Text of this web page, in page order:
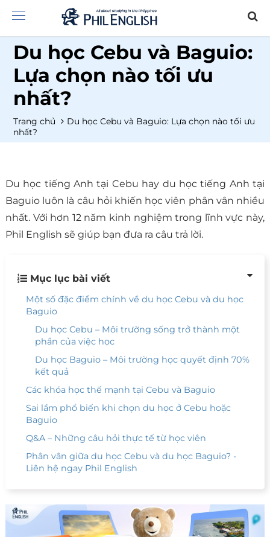
Du học Cebu và Baguio:
Lựa chọn nào tối ưu
nhất?
Trang chủ
Du học Cebu và Baguio: Lựa chọn nào tối ưu
nhất?
Du học tiếng Anh tại Cebu hay du học tiếng Anh tại
Baguio luôn là câu hỏi khiến học viên phân vân nhiều
nhất. Với hơn 12 năm kinh nghiệm trong lĩnh vực này,
Phil English sẽ giúp bạn đưa ra câu trả lời.
Mục lục bài viết
Một số đặc điểm chính về du học Cebu và du học
Baguio
Du học Cebu – Môi trường sống trở thành một
phần của việc học
Du học Baguio – Môi trường học quyết định 70%
kết quả
Các khóa học thế mạnh tại Cebu và Baguio
Sai lầm phổ biến khi chọn du học ở Cebu hoặc
Baguio
Q&A – Những câu hỏi thực tế từ học viên
Phân vân giữa du học Cebu và du học Baguio? -
Liên hệ ngay Phil English